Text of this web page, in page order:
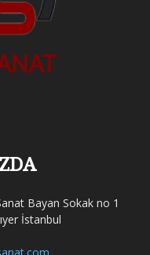
Bayan Sokak no 1
İstanbul